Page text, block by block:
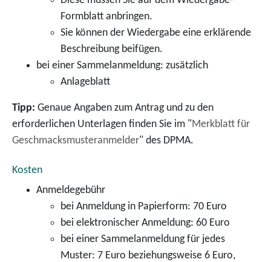
Formblatt anbringen.
Sie können der Wiedergabe eine erklärende
Beschreibung beifügen.
bei einer Sammelanmeldung: zusätzlich
Anlageblatt
Tipp: Genaue Angaben zum Antrag und zu den
erforderlichen Unterlagen finden Sie im "Merkblatt für
Geschmacksmusteranmelder" des DPMA.
Kosten
Anmeldegebühr
bei Anmeldung in Papierform: 70 Euro
bei elektronischer Anmeldung: 60 Euro
bei einer Sammelanmeldung für jedes
Muster: 7 Euro beziehungsweise 6 Euro,